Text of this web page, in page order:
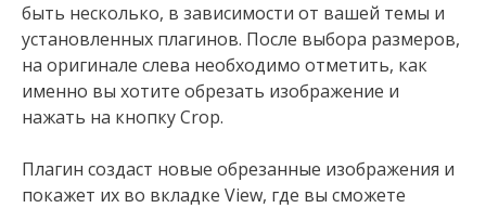
быть несколько, в зависимости от вашей темы и
установленных плагинов. После выбора размеров,
на оригинале слева необходимо отметить, как
именно вы хотите обрезать изображение и
нажать на кнопку Crop.
Плагин создаст новые обрезанные изображения и
покажет их во вкладке View, где вы сможете